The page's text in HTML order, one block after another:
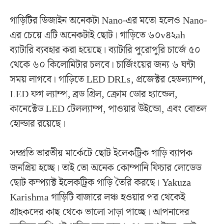
গাড়িটির ডিজাইন অনেকটা Nano-এর মতো হলেও Nano-
এর চেয়ে এটি অনেকটাই ছোট। গাড়িতে ৬০v৪২ah
ব্যাটারি ব্যবহার করা হয়েছে। ব্যাটারি পুরোপুরি চার্জে ৫০
থেকে ৬০ কিলোমিটার চলবে। চার্জিংয়ের জন্য ৬ ঘন্টা
সময় লাগবে। গাড়িতে LED DRLs, প্রজেক্টর হেডল্যাম্প,
LED ফগ ল্যাম্প, ব্রড গ্রিল, ক্রোম ডোর হ্যান্ডেল,
কানেক্টেড LED টেলল্যাম্প, পাওয়ার উইন্ডো, এবং বোতল
হোল্ডার রয়েছে।
সম্প্রতি ভারতীয় মার্কেটে ছোট ইলেকট্রিক গাড়ি ব্যাপক
জনপ্রিয় হচ্ছে। তাই তো অনেক কোম্পানি ফিচার লোডেড
ছোট কম্প্যাক্ট ইলেকট্রিক গাড়ি তৈরি করছে। Yakuza
Karishma গাড়িটি বাজারে লঞ্চ হওয়ার পর থেকেই
গ্রাহকদের কাছ থেকে ভালো সাড়া পাচ্ছে। আপনাদের